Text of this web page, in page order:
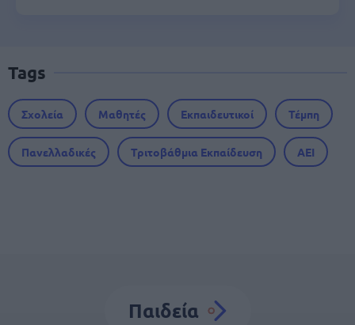
Tags
Σχολεία Μαθητές Εκπαιδευτικοί Τέμπη
Πανελλαδικές Τριτοβάθμια Εκπαίδευση ΑΕΙ
Παιδεία